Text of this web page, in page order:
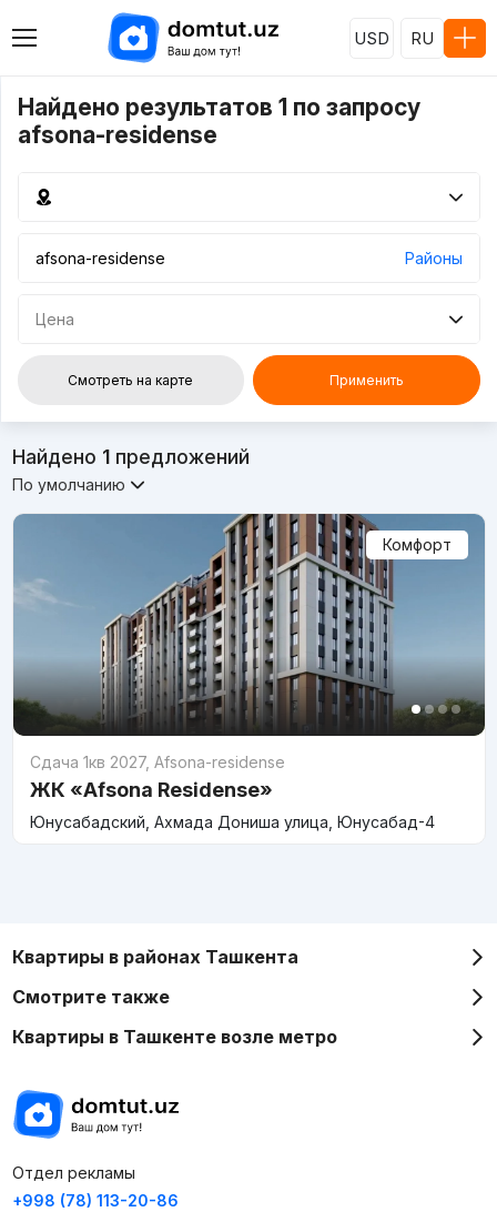
USD RU
Найдено результатов 1 по запросу
afsona-residense
Районы
Цена
Смотреть на карте Применить
Найдено 1предложений
По умолчанию
Комфорт
Сдача 1кв 2027, Afsona-residense
ЖК «Afsona Residense»
Юнусабадский, Ахмада Дониша улица, Юнусабад-4
Квартиры в районах Ташкента
Смотрите также
Квартиры в Ташкенте возле метро
Отдел рекламы
+998 (78) 113-20-86